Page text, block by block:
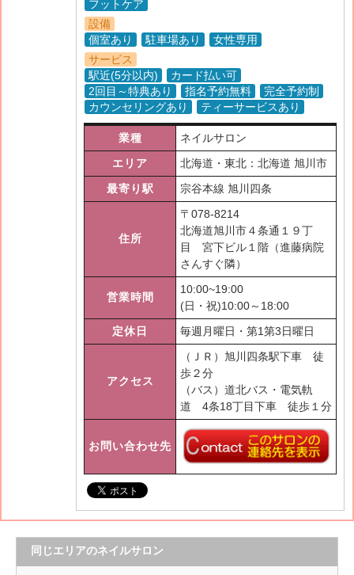
フットケア
設備
個室あり
駐車場あり
女性専用
サービス
駅近(5分以内)
カード払い可
2回目～特典あり
指名予約無料
完全予約制
カウンセリングあり
ティーサービスあり
業種
ネイルサロン
エリア
北海道・東北：北海道 旭川市
最寄り駅
宗谷本線 旭川四条
住所
〒 078-8214
北海道旭川市４条通１９丁
目 宮下ビル１階（進藤病院
さんすぐ隣）
営業時間
10:00~19:00
(日・祝)10:00～18:00
定休日
毎週月曜日・第1第3日曜日
アクセス
（ＪＲ）旭川四条駅下車 徒
歩２分
（バス）道北バス・電気軌
道 4条18丁目下車 徒歩１分
お問い合わせ先
同じエリアのネイルサロン